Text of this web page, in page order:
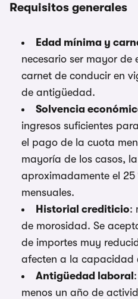
Requisitos generales
Edad mínima y
necesario ser mayor
carnet de conducir en
de antigüedad.
Solvencia
ingresos suficientes
el pago de la cuota
mayoría de los casos,
aproximadamente el 25
mensuales.
Historial crediticio:
de morosidad. Se
de importes muy
afecten a la capacidad
Antigüedad laboral
menos un año de